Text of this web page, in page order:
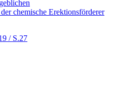
chemische Erektionsförderer
/ S.27